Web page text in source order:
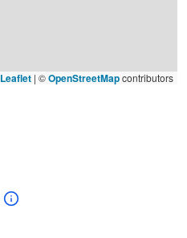
Leaflet | ©OpenStreetMapcontributors